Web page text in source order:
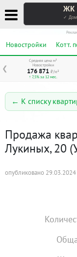
ЖК
✓ Дом
Новостройки Котт.
❮
Средняя цена м²
Новостройки
176 871 ₽/м²
↑ 7,5% за 12 мес.
← К списку
Продажа
Лукиных, 20
опубликовано